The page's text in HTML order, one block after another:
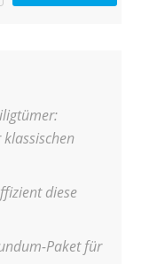
klassischen
diese
Paket für